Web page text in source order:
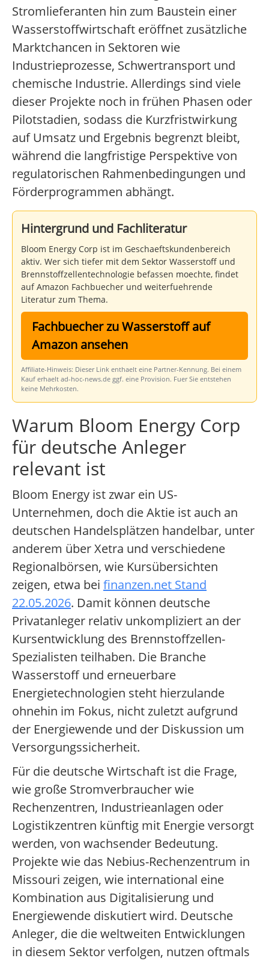
Stromlieferanten hin zum Baustein einer
Wasserstoffwirtschaft eröffnet zusätzliche
Marktchancen in Sektoren wie
Industrieprozesse, Schwertransport und
chemische Industrie. Allerdings sind viele
dieser Projekte noch in frühen Phasen oder
Pilotstadien, sodass die Kurzfristwirkung
auf Umsatz und Ergebnis begrenzt bleibt,
während die langfristige Perspektive von
regulatorischen Rahmenbedingungen und
Förderprogrammen abhängt.
Hintergrund und Fachliteratur
Bloom Energy Corp ist im Geschaeftskundenbereich
aktiv. Wer sich tiefer mit dem Sektor Wasserstoff und
Brennstoffzellentechnologie befassen moechte, findet
auf Amazon Fachbuecher und weiterfuehrende
Literatur zum Thema.
Fachbuecher zu Wasserstoff auf
Amazon ansehen
Affiliate-Hinweis: Dieser Link enthaelt eine Partner-Kennung. Bei einem
Kauf erhaelt ad-hoc-news.de ggf. eine Provision. Fuer Sie entstehen
keine Mehrkosten.
Warum Bloom Energy Corp
für deutsche Anleger
relevant ist
Bloom Energy ist zwar ein US-
Unternehmen, doch die Aktie ist auch an
deutschen Handelsplätzen handelbar, unter
anderem über Xetra und verschiedene
Regionalbörsen, wie Kursübersichten
zeigen, etwa bei finanzen.net Stand
22.05.2026. Damit können deutsche
Privatanleger relativ unkompliziert an der
Kursentwicklung des Brennstoffzellen-
Spezialisten teilhaben. Die Branche
Wasserstoff und erneuerbare
Energietechnologien steht hierzulande
ohnehin im Fokus, nicht zuletzt aufgrund
der Energiewende und der Diskussion um
Versorgungssicherheit.
Für die deutsche Wirtschaft ist die Frage,
wie große Stromverbraucher wie
Rechenzentren, Industrieanlagen oder
Logistikzentren künftig mit Energie versorgt
werden, von wachsender Bedeutung.
Projekte wie das Nebius-Rechenzentrum in
Missouri zeigen, wie international eine
Kombination aus Digitalisierung und
Energiewende diskutiert wird. Deutsche
Anleger, die die weltweiten Entwicklungen
in diesem Sektor verfolgen, nutzen oftmals